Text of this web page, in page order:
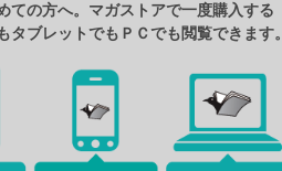
ての方へ。マガストアで一度購入する
タブレットでもＰＣでも閲覧できます。